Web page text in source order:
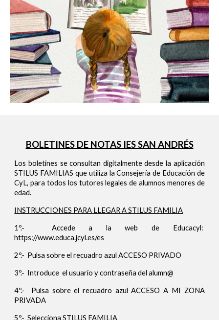
BOLETINES DE NOTAS IES SAN ANDRÉS
Los boletines se consultan digitalmente desde la aplicación
STILUS FAMILIAS que utiliza la Consejería de Educación de
CyL, para todos los tutores legales de alumnos menores de
edad.
INSTRUCCIONES PARA LLEGAR A STILUS FAMILIA
1º.- Accede a la web de Educacyl:
https://www.educa.jcyl.es/es
2º.- Pulsa sobre el recuadro azul ACCESO PRIVADO
3º.- Introduce el usuario y contraseña del alumn@
4º.- Pulsa sobre el recuadro azul ACCESO A MI ZONA
PRIVADA
5º.- Selecciona STILUS FAMILIA